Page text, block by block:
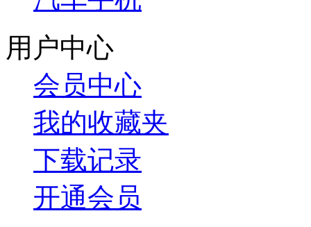
用户中心
会员中心
我的收藏夹
下载记录
开通会员